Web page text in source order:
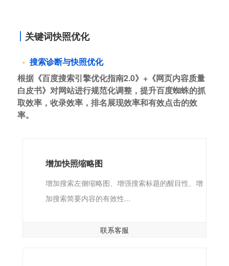
关键词快照优化
搜索诊断与快照优化
根据《百度搜索引擎优化指南2.0》+《网页内容质量
白皮书》对网站进行规范化调整，提升百度蜘蛛的抓
取效率，收录效率，排名展现效率和有效点击的效
率。
增加快照缩略图
增加搜索左侧缩略图、增强搜索标题的醒目性、增
加搜索简要内容的有效性...
联系客服